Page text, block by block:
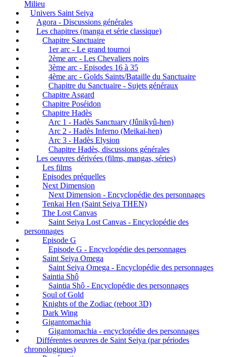
Milieu
Univers Saint Seiya
Agora - Discussions générales
Les chapitres (manga et série classique)
Chapitre Sanctuaire
1er arc - Le grand tournoi
2ème arc - Les Chevaliers noirs
3ème arc - Episodes 16 à 35
4ème arc - Golds Saints/Bataille du Sanctuaire
Chapitre du Sanctuaire - Sujets généraux
Chapitre Asgard
Chapitre Poséidon
Chapitre Hadès
Arc 1 - Hadès Sanctuary (Jûnikyû-hen)
Arc 2 - Hadès Inferno (Meikai-hen)
Arc 3 - Hadès Elysion
Chapitre Hadès, discussions générales
Les oeuvres dérivées (films, mangas, séries)
Les films
Episodes préquelles
Next Dimension
Next Dimension - Encyclopédie des personnages
Tenkai Hen (Saint Seiya THEN)
The Lost Canvas
Saint Seiya Lost Canvas - Encyclopédie des
personnages
Episode G
Episode G - Encyclopédie des personnages
Saint Seiya Omega
Saint Seiya Omega - Encyclopédie des personnages
Saintia Shô
Saintia Shô - Encyclopédie des personnages
Soul of Gold
Knights of the Zodiac (reboot 3D)
Dark Wing
Gigantomachia
Gigantomachia - encyclopédie des personnages
Différentes oeuvres de Saint Seiya (par périodes
chronologiques)